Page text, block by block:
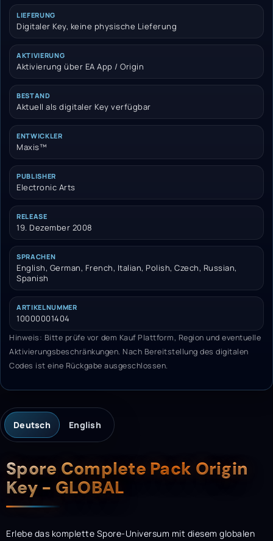
LIEFERUNG
Digitaler Key, keine physische Lieferung
AKTIVIERUNG
Aktivierung über EA App / Origin
BESTAND
Aktuell als digitaler Key verfügbar
ENTWICKLER
Maxis™
PUBLISHER
Electronic Arts
RELEASE
19. Dezember 2008
SPRACHEN
English, German, French, Italian, Polish, Czech, Russian,
Spanish
ARTIKELNUMMER
10000001404
Hinweis: Bitte prüfe vor dem Kauf Plattform, Region und eventuelle
Aktivierungsbeschränkungen. Nach Bereitstellung des digitalen
Codes ist eine Rückgabe ausgeschlossen.
Deutsch English
Beschreibung
Spore Complete Pack Origin
Key - GLOBAL
Erlebe das komplette Spore-Universum mit diesem globalen